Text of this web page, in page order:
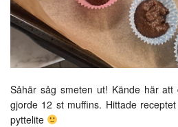
Såhär såg smeten ut! Kände här
gjorde 12 st muffins. Hittade receptet
pyttelite